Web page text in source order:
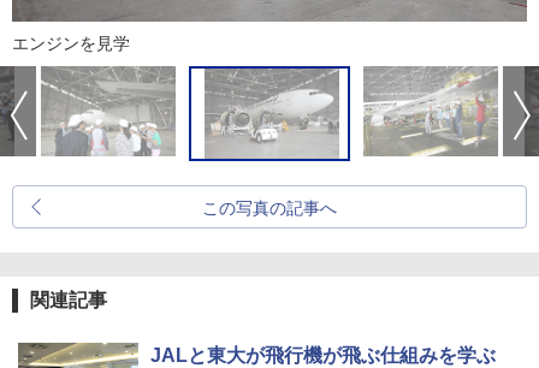
エンジンを見学
この写真の記事へ
関連記事
JALと東大が飛行機が飛ぶ仕組みを学ぶ